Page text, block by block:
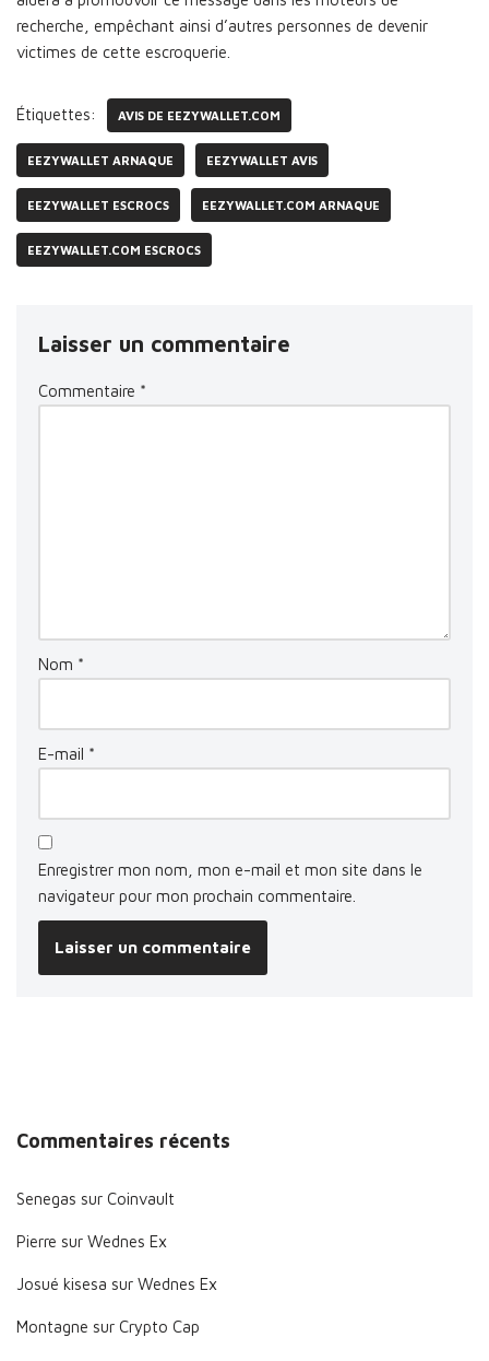
recherche, empêchant ainsi d’autres personnes de devenir
victimes de cette escroquerie.
Étiquettes: AVIS DE EEZYWALLET.COM
EEZYWALLET ARNAQUE EEZYWALLET AVIS
EEZYWALLET ESCROCS EEZYWALLET.COM ARNAQUE
EEZYWALLET.COM ESCROCS
Laisser un commentaire
Commentaire *
Nom *
E-mail *
Enregistrer mon nom, mon e-mail et mon site dans le
navigateur pour mon prochain commentaire.
Commentaires récents
Senegas sur Coinvault
Pierre sur Wednes Ex
Josué kisesa sur Wednes Ex
Montagne sur Crypto Cap